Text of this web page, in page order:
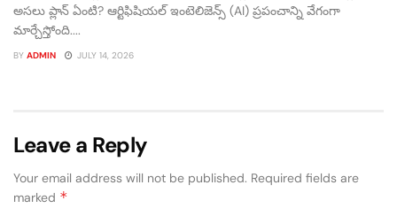
అసలు ప్లాన్ ఏంటి? ఆర్టిఫిషియల్ ఇంటెలిజెన్స్ (AI) ప్రపంచాన్ని వేగంగా
మార్చేస్తోంది....
BY ADMIN JULY 14, 2026
Leave a Reply
Your email address will not be published. Required fields are
marked *